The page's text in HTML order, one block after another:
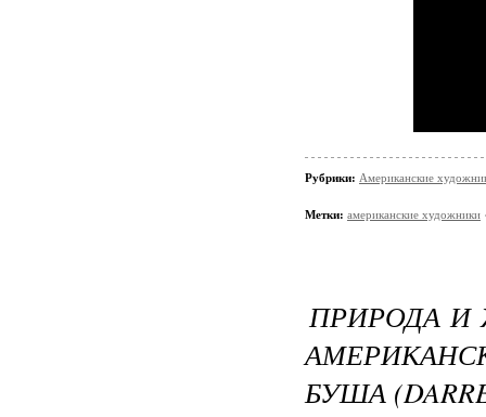
Рубрики: Американские
Метки: американские художники
ПРИРОДА И
БУША